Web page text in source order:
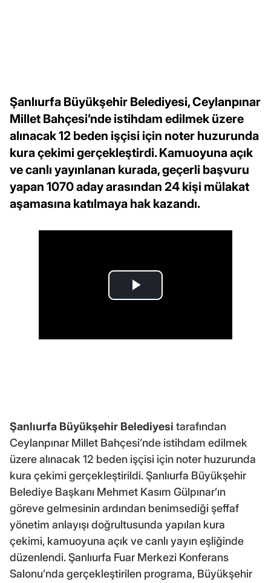
Şanlıurfa Büyükşehir Belediyesi, Ceylanpınar
Millet Bahçesi’nde istihdam edilmek üzere
alınacak 12 beden işçisi için noter huzurunda
kura çekimi gerçekleştirdi. Kamuoyuna açık
ve canlı yayınlanan kurada, geçerli başvuru
yapan 1070 aday arasından 24 kişi mülakat
aşamasına katılmaya hak kazandı.
Şanlıurfa Büyükşehir Belediyesi tarafından
Ceylanpınar Millet Bahçesi’nde istihdam edilmek
üzere alınacak 12 beden işçisi için noter huzurunda
kura çekimi gerçekleştirildi. Şanlıurfa Büyükşehir
Belediye Başkanı Mehmet Kasım Gülpınar’ın
göreve gelmesinin ardından benimsediği şeffaf
yönetim anlayışı doğrultusunda yapılan kura
çekimi, kamuoyuna açık ve canlı yayın eşliğinde
düzenlendi. Şanlıurfa Fuar Merkezi Konferans
Salonu’nda gerçekleştirilen programa, Büyükşehir